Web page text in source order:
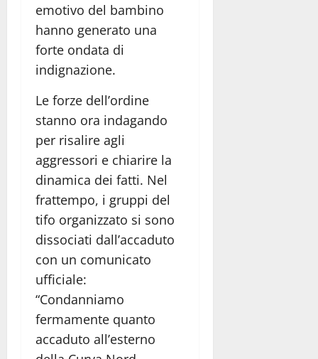
emotivo del bambino
hanno generato una
forte ondata di
indignazione.
Le forze dell’ordine
stanno ora indagando
per risalire agli
aggressori e chiarire la
dinamica dei fatti. Nel
frattempo, i gruppi del
tifo organizzato si sono
dissociati dall’accaduto
con un comunicato
ufficiale:
“Condanniamo
fermamente quanto
accaduto all’esterno